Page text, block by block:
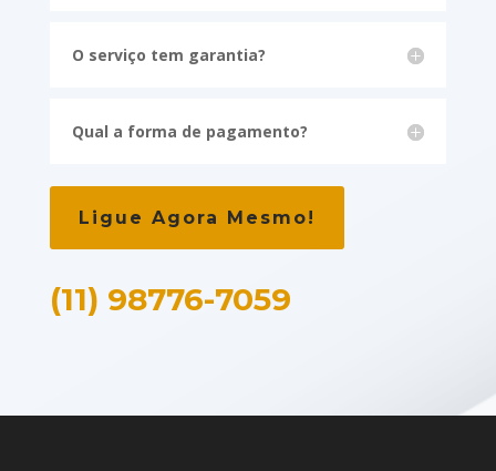
O serviço tem garantia?
Qual a forma de pagamento?
Ligue Agora Mesmo!
(11) 98776-7059